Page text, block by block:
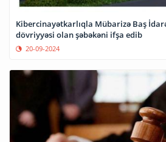
Kibercinayətkarlıqla Mübarizə Baş
dövriyyəsi olan şəbəkəni ifşa edib
20-09-2024